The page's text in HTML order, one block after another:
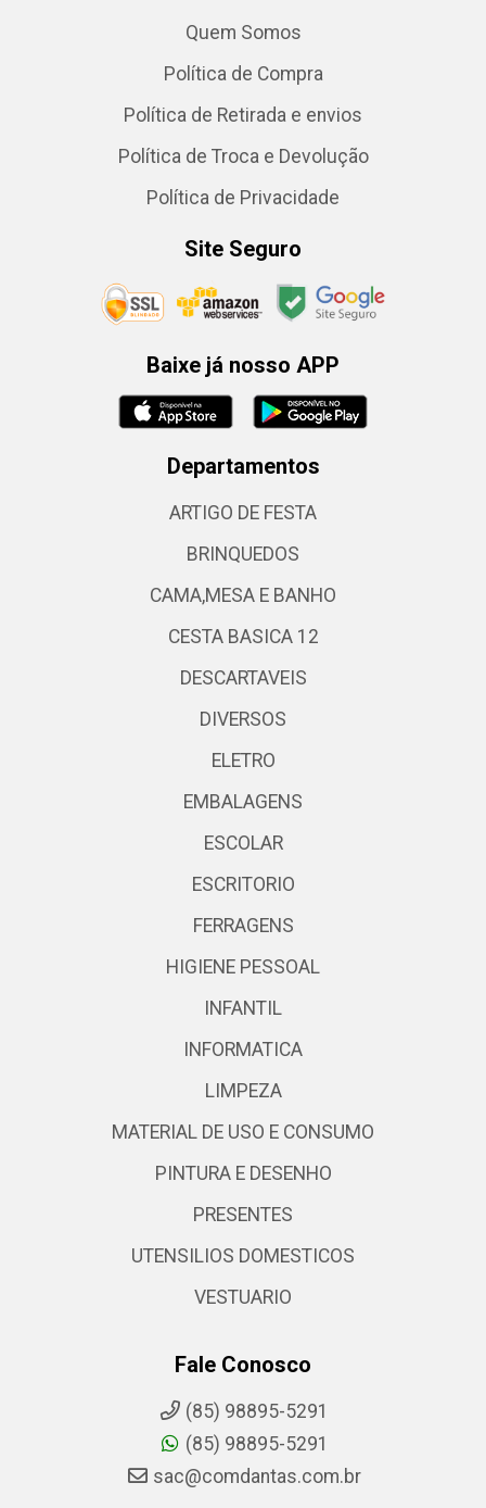
Quem Somos
Política de Compra
Política de Retirada e envios
Política de Troca e Devolução
Política de Privacidade
Site Seguro
Baixe já nosso APP
Departamentos
ARTIGO DE FESTA
BRINQUEDOS
CAMA,MESA E BANHO
CESTA BASICA 12
DESCARTAVEIS
DIVERSOS
ELETRO
EMBALAGENS
ESCOLAR
ESCRITORIO
FERRAGENS
HIGIENE PESSOAL
INFANTIL
INFORMATICA
LIMPEZA
MATERIAL DE USO E CONSUMO
PINTURA E DESENHO
PRESENTES
UTENSILIOS DOMESTICOS
VESTUARIO
Fale Conosco
(85) 98895-5291
(85) 98895-5291
sac@comdantas.com.br